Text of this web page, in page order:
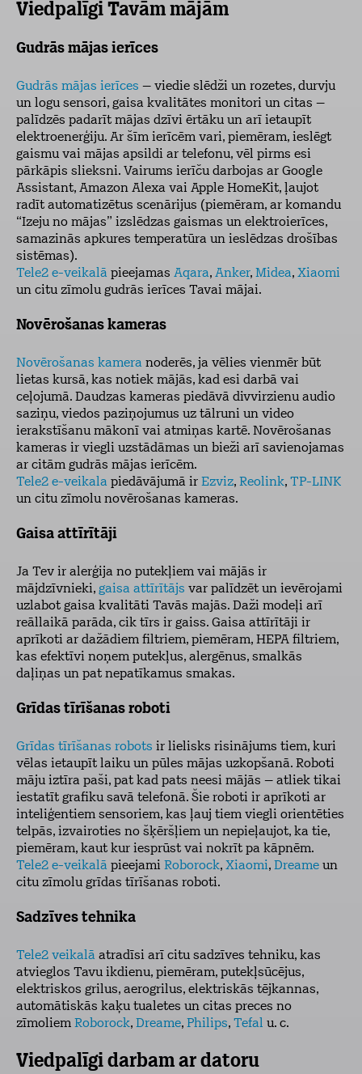
Viedpalīgi Tavām mājām
Gudrās mājas ierīces
Gudrās mājas ierīces – viedie slēdži un rozetes, durvju
un logu sensori, gaisa kvalitātes monitori un citas –
palīdzēs padarīt mājas dzīvi ērtāku un arī ietaupīt
elektroenerģiju. Ar šīm ierīcēm vari, piemēram, ieslēgt
gaismu vai mājas apsildi ar telefonu, vēl pirms esi
pārkāpis slieksni. Vairums ierīču darbojas ar Google
Assistant, Amazon Alexa vai Apple HomeKit, ļaujot
radīt automatizētus scenārijus (piemēram, ar komandu
“Izeju no mājas” izslēdzas gaismas un elektroierīces,
samazinās apkures temperatūra un ieslēdzas drošības
sistēmas).
Tele2 e-veikalā pieejamas Aqara, Anker, Midea, Xiaomi
un citu zīmolu gudrās ierīces Tavai mājai.
Novērošanas kameras
Novērošanas kamera noderēs, ja vēlies vienmēr būt
lietas kursā, kas notiek mājās, kad esi darbā vai
ceļojumā. Daudzas kameras piedāvā divvirzienu audio
saziņu, viedos paziņojumus uz tālruni un video
ierakstīšanu mākonī vai atmiņas kartē. Novērošanas
kameras ir viegli uzstādāmas un bieži arī savienojamas
ar citām gudrās mājas ierīcēm.
Tele2 e-veikala piedāvājumā ir Ezviz, Reolink, TP-LINK
un citu zīmolu novērošanas kameras.
Gaisa attīrītāji
Ja Tev ir alerģija no putekļiem vai mājās ir
mājdzīvnieki, gaisa attīrītājs var palīdzēt un ievērojami
uzlabot gaisa kvalitāti Tavās majās. Daži modeļi arī
reāllaikā parāda, cik tīrs ir gaiss. Gaisa attīrītāji ir
aprīkoti ar dažādiem filtriem, piemēram, HEPA filtriem,
kas efektīvi noņem putekļus, alergēnus, smalkās
daļiņas un pat nepatīkamus smakas.
Grīdas tīrīšanas roboti
Grīdas tīrīšanas robots ir lielisks risinājums tiem, kuri
vēlas ietaupīt laiku un pūles mājas uzkopšanā. Roboti
māju iztīra paši, pat kad pats neesi mājās – atliek tikai
iestatīt grafiku savā telefonā. Šie roboti ir aprīkoti ar
inteliģentiem sensoriem, kas ļauj tiem viegli orientēties
telpās, izvairoties no šķēršļiem un nepieļaujot, ka tie,
piemēram, kaut kur iesprūst vai nokrīt pa kāpnēm.
Tele2 e-veikalā pieejami Roborock, Xiaomi, Dreame un
citu zīmolu grīdas tīrīšanas roboti.
Sadzīves tehnika
Tele2 veikalā atradīsi arī citu sadzīves tehniku, kas
atvieglos Tavu ikdienu, piemēram, putekļsūcējus,
elektriskos grilus, aerogrilus, elektriskās tējkannas,
automātiskās kaķu tualetes un citas preces no
zīmoliem Roborock, Dreame, Philips, Tefal u. c.
Viedpalīgi darbam ar datoru